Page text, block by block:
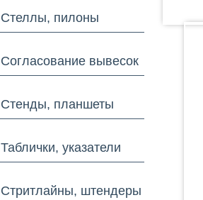
Стеллы, пилоны
Согласование вывесок
Стенды, планшеты
Таблички, указатели
Стритлайны, штендеры